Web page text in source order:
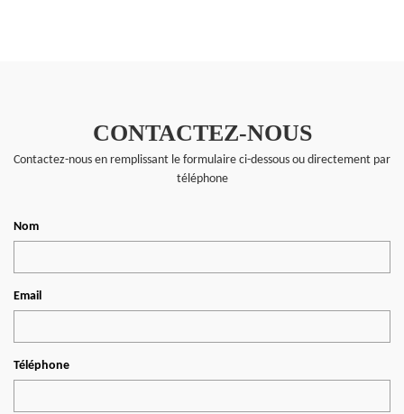
CONTACTEZ-NOUS
Contactez-nous en remplissant le formulaire ci-dessous ou directement par
téléphone
Nom
Email
Téléphone